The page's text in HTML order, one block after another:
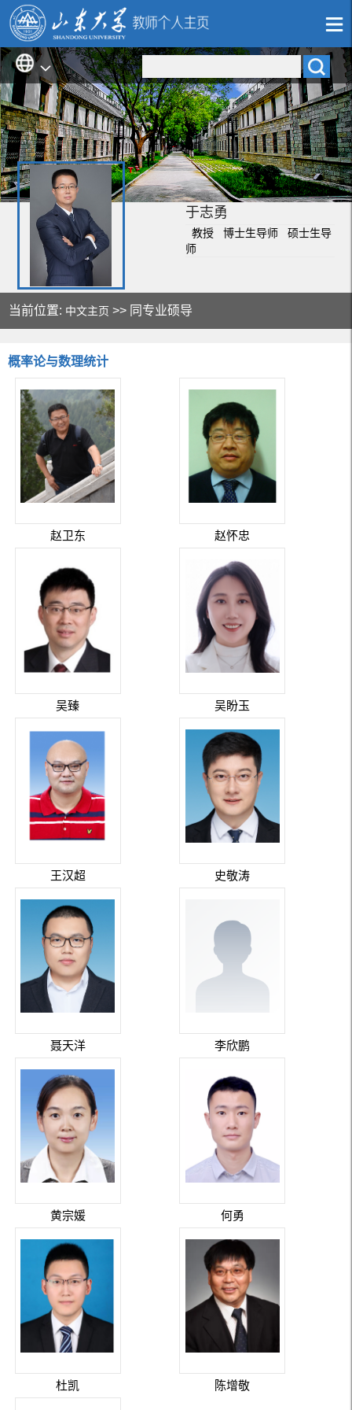
于志勇
教授 博士生导师 硕士生导
师
当前位置: 中文主页 >> 同专业硕导
概率论与数理统计
赵卫东 赵怀忠
吴臻 吴盼玉
王汉超 史敬涛
聂天洋 李欣鹏
黄宗媛 何勇
杜凯 陈增敬